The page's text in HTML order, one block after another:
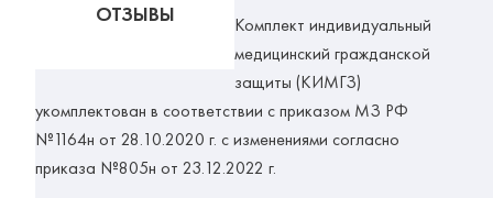
ОТЗЫВЫ
Комплект индивидуальный
медицинский гражданской
защиты (КИМГЗ)
укомплектован в соответствии с приказом МЗ РФ
№1164н от 28.10.2020 г. с изменениями согласно
приказа №805н от 23.12.2022 г.